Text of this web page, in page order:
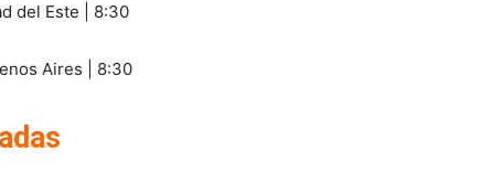
del Este | 8:30
Aires | 8:30